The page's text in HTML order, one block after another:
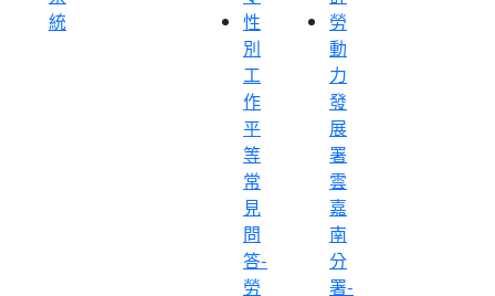
統
性
別
工
作
平
等
常
見
問
答-
勞
勞
動
力
發
展
署
雲
嘉
南
分
署-